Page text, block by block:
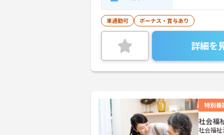
車通勤可 ボーナス・賞与あり
詳細を
特別養
社会福
社会福